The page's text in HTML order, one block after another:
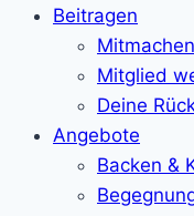
Beitragen
Mitmachen
Mitglied
Deine
Angebote
Backen &